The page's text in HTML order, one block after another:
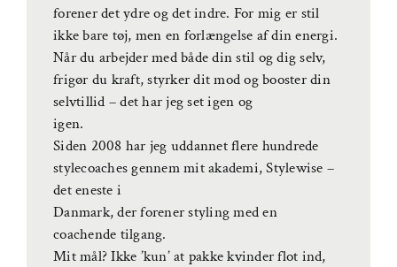
forener det ydre og det indre. For mig er stil
ikke bare tøj, men en forlængelse af din energi.
Når du arbejder med både din stil og dig selv,
frigør du kraft, styrker dit mod og booster din
selvtillid – det har jeg set igen og
igen.
Siden 2008 har jeg uddannet flere hundrede
stylecoaches gennem mit akademi, Stylewise –
det eneste i
Danmark, der forener styling med en
coachende tilgang.
Mit mål? Ikke ’kun’ at pakke kvinder flot ind,